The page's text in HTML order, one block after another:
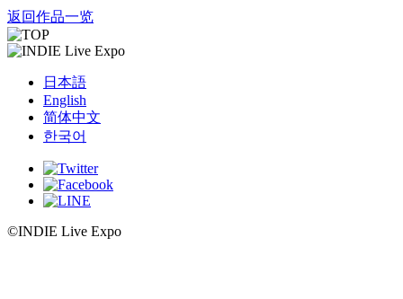
返回作品一览
日本語
English
简体中文
한국어
©INDIE Live Expo